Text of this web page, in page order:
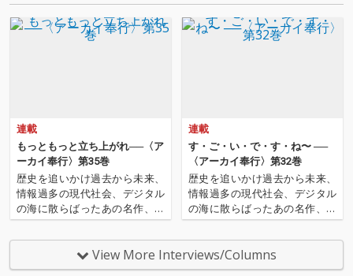
連載
もっともっと立ち上がれ──〈ア
ーカイ奉行〉第35巻
歴史を追いかけ過去から未来、
情報過多の現代社会、デジタル
の海に散らばったあの名作、こ
の名作たちをひとつにまとめる
仕事人…!〈アーカイ奉行〉が今
日もデジタルの乱世を治め
る…!'''〈アーカイ奉行〉と
連載
す・ご・い・で・す・ね〜 ──
〈アーカイ奉行〉第32巻
歴史を追いかけ過去から未来、
情報過多の現代社会、デジタル
の海に散らばったあの名作、こ
の名作たちをひとつにまとめる
仕事人…!〈アーカイ奉行〉が今
日もデジタルの乱世を治め
る…!'''〈アーカイ奉行〉と
View More Interviews/Columns